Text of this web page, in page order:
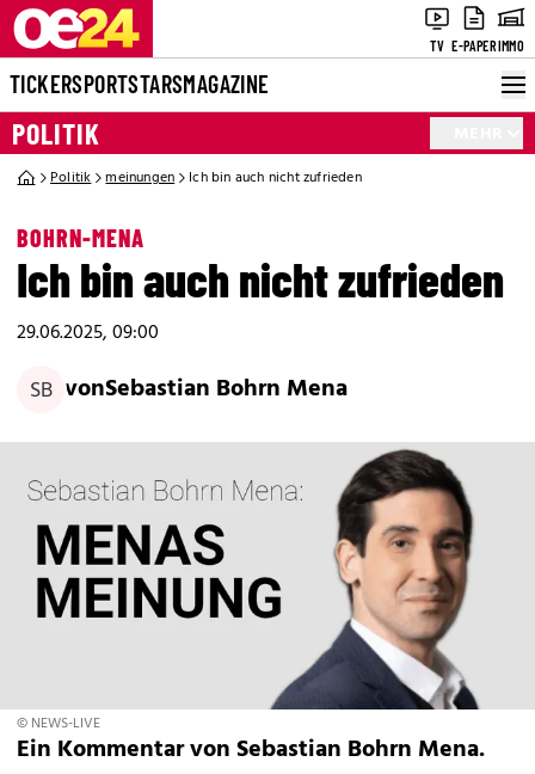
TV E-PAPERIMMO
TICKERSPORTSTARSMAGAZINE
POLITIK
Politik meinungen Ich bin auch nicht zufrieden
BOHRN-MENA
Ich bin auch nicht zufrieden
29.06.2025, 09:00
SB vonSebastian Bohrn Mena
© NEWS-LIVE
Ein Kommentar von Sebastian Bohrn Mena.